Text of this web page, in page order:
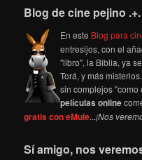
Blog de cine pejino .+.
En este Blog para
entresijos, con el
"libro", la Biblia, ya
Torá, y más
sin complejos "como
películas online
gratis con eMule...¡Nos
Sí amigo, nos